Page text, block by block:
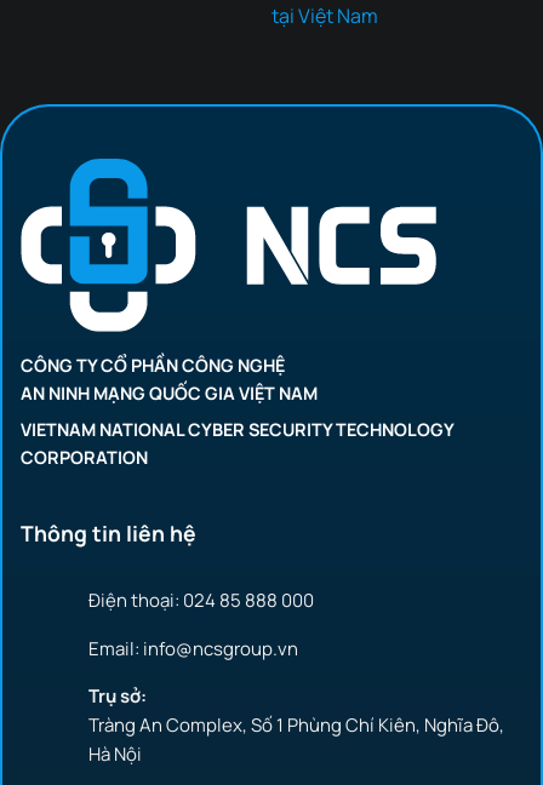
tại Việt Nam
CÔNG TY CỔ PHẦN CÔNG NGHỆ
AN NINH MẠNG QUỐC GIA VIỆT NAM
VIETNAM NATIONAL CYBER SECURITY TECHNOLOGY
CORPORATION
Thông tin liên hệ
Điện thoại: 024 85 888 000
Email: info@ncsgroup.vn
Trụ sở:
Tràng An Complex, Số 1 Phùng Chí Kiên, Nghĩa Đô,
Hà Nội